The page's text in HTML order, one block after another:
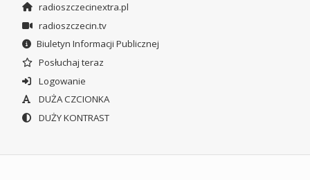
radioszczecinextra.pl
radioszczecin.tv
Biuletyn Informacji Publicznej
Posłuchaj teraz
Logowanie
DUŻA CZCIONKA
DUŻY KONTRAST